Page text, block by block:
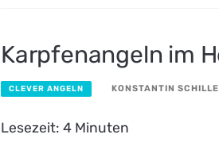
Karpfenangeln im
CLEVER ANGELN KONSTANTIN
Lesezeit: 4 Minuten